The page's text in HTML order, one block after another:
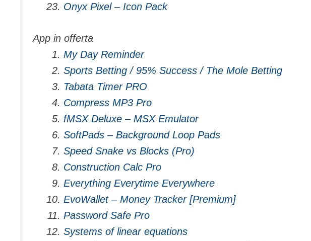
Onyx Pixel – Icon Pack
App in offerta
My Day Reminder
Sports Betting / 95% Success / The Mole Betting
Tabata Timer PRO
Compress MP3 Pro
fMSX Deluxe – MSX Emulator
SoftPads – Background Loop Pads
Speed Snake vs Blocks (Pro)
Construction Calc Pro
Everything Everytime Everywhere
EvoWallet – Money Tracker [Premium]
Password Safe Pro
Systems of linear equations